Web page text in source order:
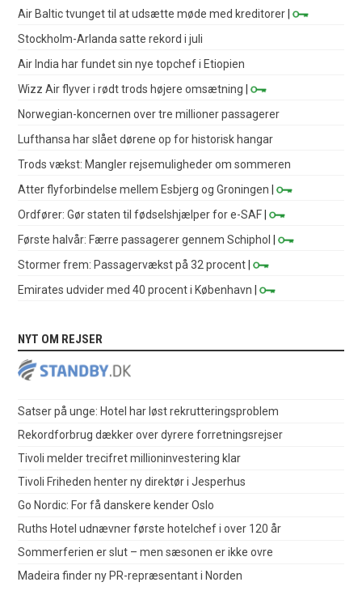
Air Baltic tvunget til at udsætte møde med kreditorer |
Stockholm-Arlanda satte rekord i juli
Air India har fundet sin nye topchef i Etiopien
Wizz Air flyver i rødt trods højere omsætning |
Norwegian-koncernen over tre millioner passagerer
Lufthansa har slået dørene op for historisk hangar
Trods vækst: Mangler rejsemuligheder om sommeren
Atter flyforbindelse mellem Esbjerg og Groningen |
Ordfører: Gør staten til fødselshjælper for e-SAF |
Første halvår: Færre passagerer gennem Schiphol
|
Stormer frem: Passagervækst på 32 procent |
Emirates udvider med 40 procent i København |
NYT OM REJSER
Satser på unge: Hotel har løst rekrutteringsproblem
Rekordforbrug dækker over dyrere forretningsrejser
Tivoli melder trecifret millioninvestering klar
Tivoli Friheden henter ny direktør i Jesperhus
Go Nordic: For få danskere kender Oslo
Ruths Hotel udnævner første hotelchef i over 120 år
Sommerferien er slut – men sæsonen er ikke ovre
Madeira finder ny PR-repræsentant i Norden